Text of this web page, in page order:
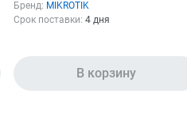
Бренд: MIKROTIK
Срок поставки: 4 дня
В корзину